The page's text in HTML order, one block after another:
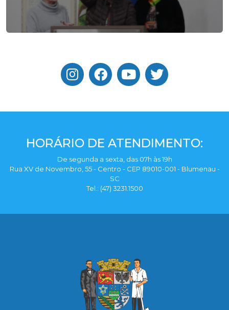
HORÁRIO DE ATENDIMENTO:
De segunda a sexta, das 07h às 19h
Rua XV de Novembro, 55 - Centro - CEP 89010-001 - Blumenau -
SC
Tel.: (47) 3231.1500